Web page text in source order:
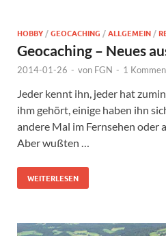
HOBBY/GEOCACHING /ALLGEMEIN/
Geocaching – Neues
2014-01-26 - von FGN - 1
Jeder kennt ihn, jeder hat
ihm gehört, einige haben ihn
andere Mal im Fernsehen oder
Aber wußten …
WEITERLESEN